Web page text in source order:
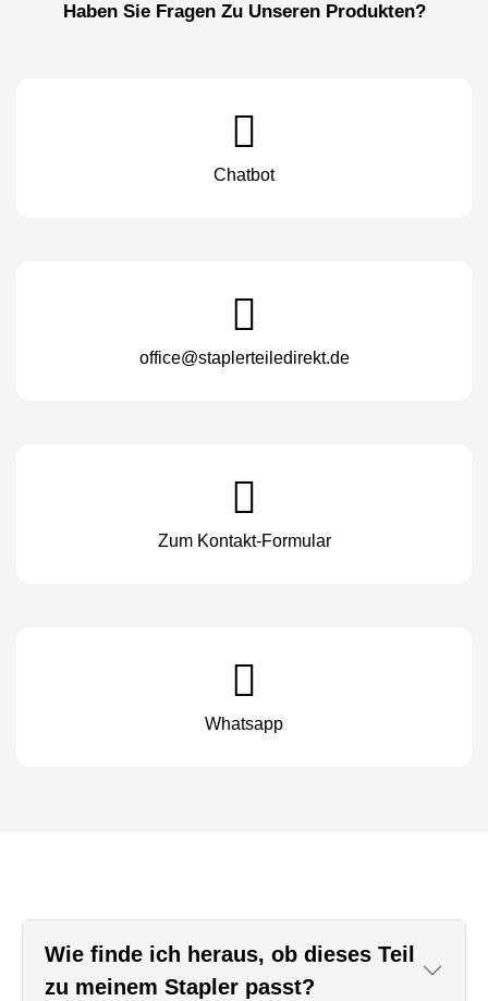
Haben Sie Fragen Zu Unseren Produkten?
Chatbot
office@staplerteiledirekt.de
Zum Kontakt-Formular
Whatsapp
Wie finde ich heraus, ob dieses Teil
zu meinem Stapler passt?